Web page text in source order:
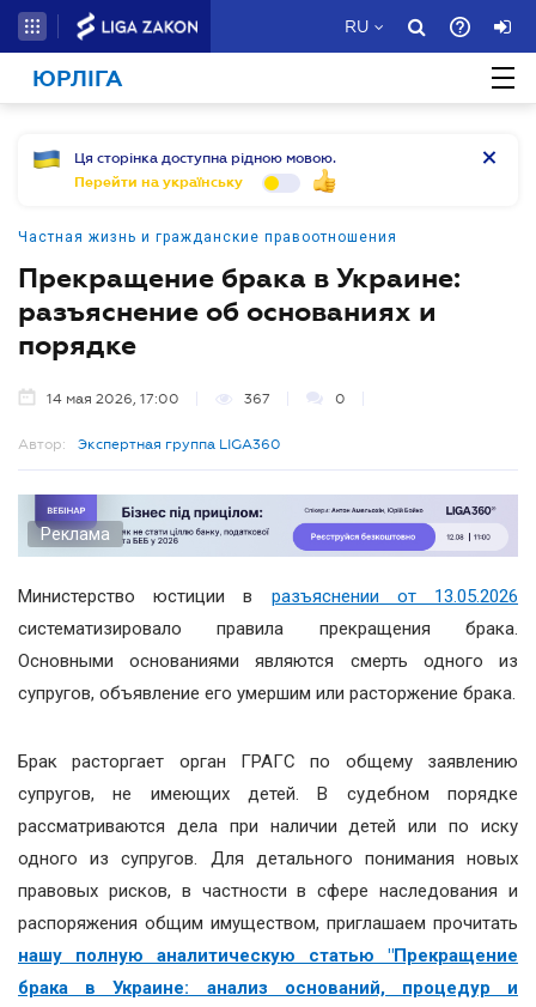
RU
ЮРЛІГА
Ця сторінка доступна рідною мовою.
Перейти на українську
Частная жизнь и гражданские правоотношения
Прекращение брака в Украине:
разъяснение об основаниях и
порядке
14 мая 2026, 17:00 367 0
Автор: Экспертная группа LIGA360
Реклама
Министерство юстиции в разъяснении от 13.05.2026
систематизировало правила прекращения брака.
Основными основаниями являются смерть одного из
супругов, объявление его умершим или расторжение брака.
Брак расторгает орган ГРАГС по общему заявлению
супругов, не имеющих детей. В судебном порядке
рассматриваются дела при наличии детей или по иску
одного из супругов. Для детального понимания новых
правовых рисков, в частности в сфере наследования и
распоряжения общим имуществом, приглашаем прочитать
нашу полную аналитическую статью "Прекращение
брака в Украине: анализ оснований, процедур и